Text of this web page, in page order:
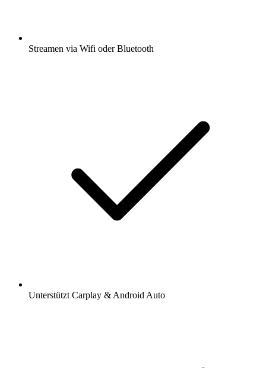
Streamen via Wifi oder Bluetooth
Unterstützt Carplay & Android Auto